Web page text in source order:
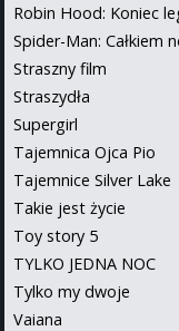
Robin Hood: Koniec
Spider-Man: Całkiem
Straszny film
Straszydła
Supergirl
Tajemnica Ojca Pio
Tajemnice Silver Lake
Takie jest życie
Toy story 5
TYLKO JEDNA NOC
Tylko my dwoje
Vaiana